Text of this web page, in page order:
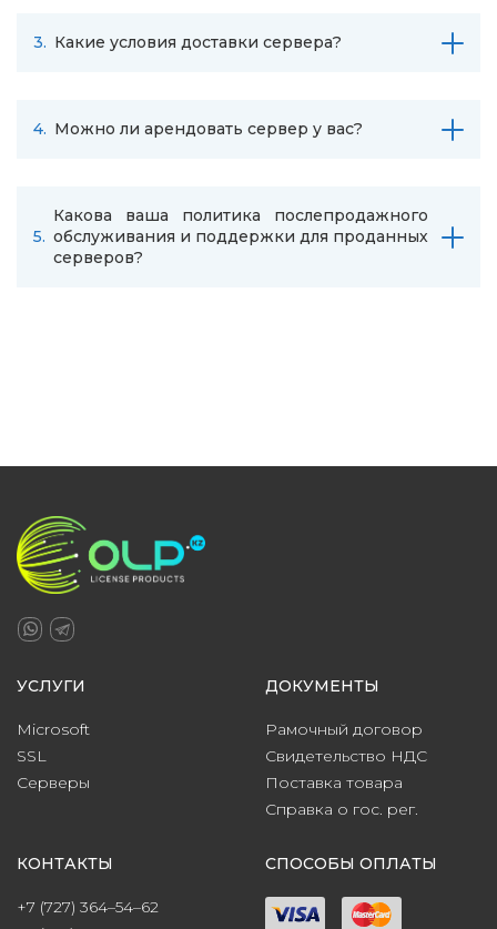
3. Какие условия доставки сервера?
4. Можно ли арендовать сервер у вас?
5.
Какова ваша политика послепродажного
обслуживания и поддержки для проданных
серверов?
УСЛУГИ
Microsoft
SSL
Серверы
ДОКУМЕНТЫ
Рамочный договор
Свидетельство НДС
Поставка товара
Справка о гос. рег.
КОНТАКТЫ
+7 (727) 364–54–62
СПОСОБЫ ОПЛАТЫ